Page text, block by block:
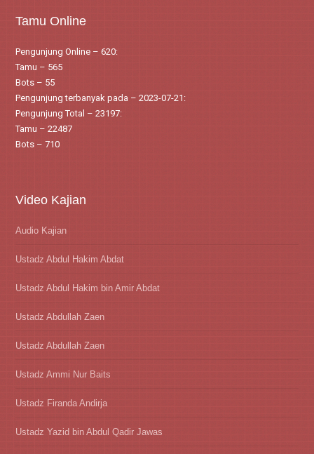
Tamu Online
Pengunjung Online – 620:
Tamu – 565
Bots – 55
Pengunjung terbanyak pada – 2023-07-21:
Pengunjung Total – 23197:
Tamu – 22487
Bots – 710
Video Kajian
Audio Kajian
Ustadz Abdul Hakim Abdat
Ustadz Abdul Hakim bin Amir Abdat
Ustadz Abdullah Zaen
Ustadz Abdullah Zaen
Ustadz Ammi Nur Baits
Ustadz Firanda Andirja
Ustadz Yazid bin Abdul Qadir Jawas